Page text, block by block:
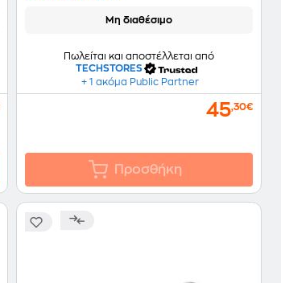
Μη διαθέσιμο
Πωλείται και αποστέλλεται από
TECHSTORES
+ 1 ακόμα Public Partner
45,30€
Προσθήκη